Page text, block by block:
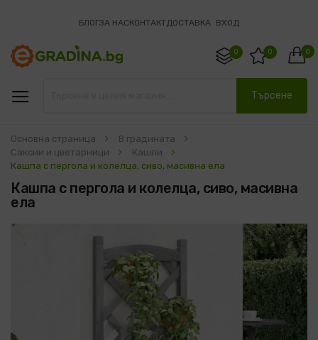
БЛОГЗА НАСКОНТАКТДОСТАВКА ВХОД
0
0 0
Търсене
Основна страница
В градината
Саксии и цветарници
Кашпи
Кашпа с пергола и колелца, сиво, масивна ела
Кашпа с пергола и колелца, сиво, масивна
ела
Преминете